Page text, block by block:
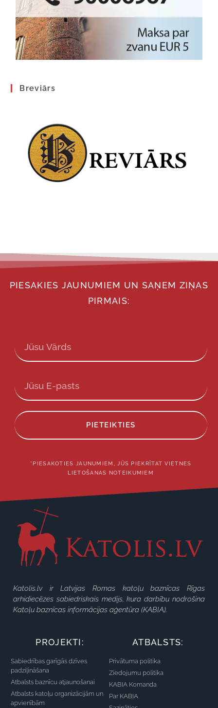
Breviārs
PIESAKIES JAUNUMIEM UN SAŅEM ZIŅAS
PIRMAIS:
PIETEIKTIES
*PIESAKOTIES JAUNUMIEM, JŪS PIEKRĪTAT VIETNES
LIETOŠANAS NOTEIKUMIEM
Katolis.lv ir Latvijas Romas katoļu baznīcas Rīgas
arhidiecēzes sabiedriskais medijs, kura darbību nodrošina
Katoļu baznīcas informācijas aģentūra (KABIA).
PROJEKTI:
Sabiedrības garīgās dzīves
padziļināšana
Atbalsts baznīcu atjaunošanai
Atbalsts katoļu organizācijām un
apvienībām
ATBALSTS:
Privātuma politika
Ziedojumu politika
KABIA Komanda
Par KABIA